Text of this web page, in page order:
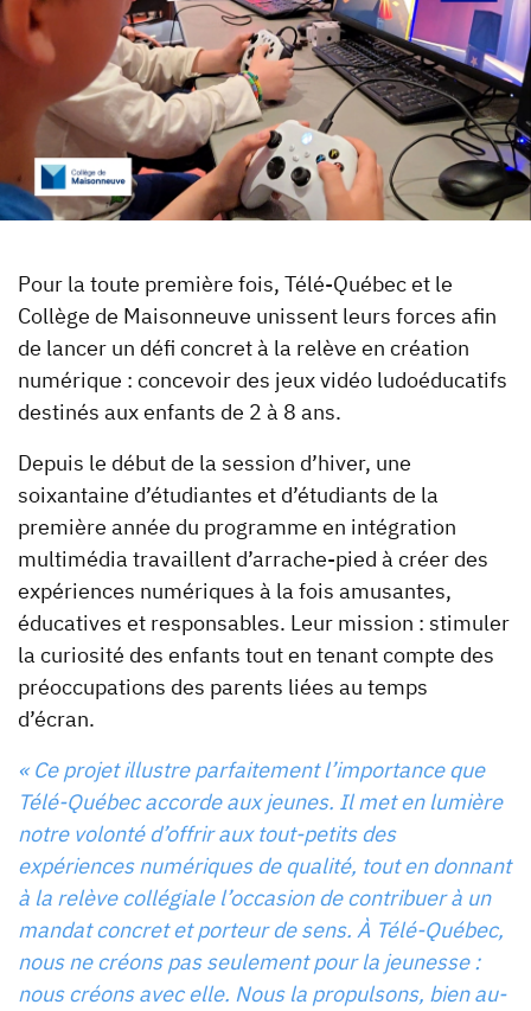
Pour la toute première fois, Télé-Québec et le
Collège de Maisonneuve unissent leurs forces afin
de lancer un défi concret à la relève en création
numérique : concevoir des jeux vidéo ludoéducatifs
destinés aux enfants de 2 à 8 ans.
Depuis le début de la session d’hiver, une
soixantaine d’étudiantes et d’étudiants de la
première année du programme en intégration
multimédia travaillent d’arrache-pied à créer des
expériences numériques à la fois amusantes,
éducatives et responsables. Leur mission : stimuler
la curiosité des enfants tout en tenant compte des
préoccupations des parents liées au temps
d’écran.
« Ce projet illustre parfaitement l’importance que
Télé-Québec accorde aux jeunes. Il met en lumière
notre volonté d’offrir aux tout-petits des
expériences numériques de qualité, tout en donnant
à la relève collégiale l’occasion de contribuer à un
mandat concret et porteur de sens. À Télé-Québec,
nous ne créons pas seulement pour la jeunesse :
nous créons avec elle. Nous la propulsons, bien au-